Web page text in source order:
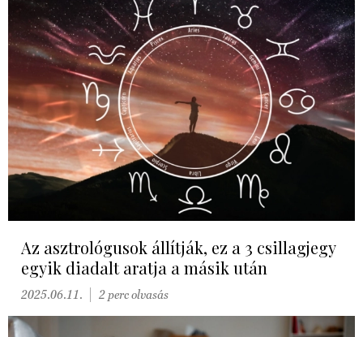
Az asztrológusok állítják, ez a 3 csillagjegy
egyik diadalt aratja a másik után
2025.06.11. 2 perc olvasás